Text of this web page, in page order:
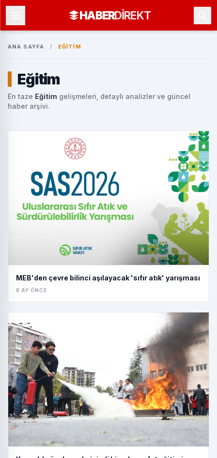
HABERDIREKT
ANA SAYFA / EĞITIM
Eğitim
En taze Eğitim gelişmeleri, detaylı analizler ve güncel
haber arşivi.
MEB'den çevre bilinci aşılayacak 'sıfır atık' yarışması
8 AY ÖNCE